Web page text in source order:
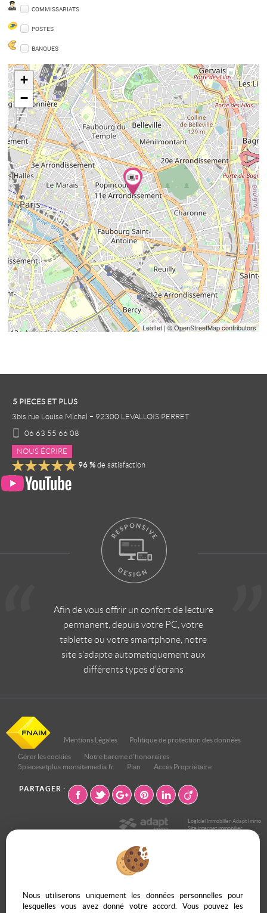
COMMISSARIATS
POSTES
BANQUES
+
−
Leaflet| © OpenStreetMap contributors
5 PIECES ET PLUS
3bis rue Louise Michel – 92300 LEVALLOIS PERRET
06 63 55 66 08
NOUS ÉCRIRE
96 % de satisfaction
Afin de vous offrir un confort de lecture
permanent, depuis votre PC, votre
tablette ou votre smartphone, notre
site s’adapte automatiquement aux
différents types d'écrans
Mentions Légales Politique de protection des données
Gérer les cookies
Notre bareme d'honoraires
5piecesetplus.monsitemedia.fr
Plan Accès Propriétaire
PARTAGER :
Logiciel immobilier Adapt Immo
Site internet immobilier
Référencement site immobilier
Maisons Laffitte (78600)
Puteaux (92800)
Nous utiliserons uniquement les données personnelles pour
lesquelles vous avez donné votre accord. Vous pouvez les